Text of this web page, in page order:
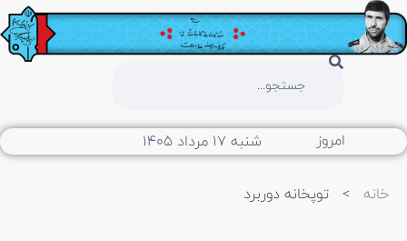
امروز شنبه ۱۷ مرداد ۱۴۰۵
خانه > توپخانه دوربرد